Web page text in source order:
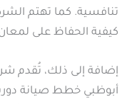
تنافسية. كما تهتم
كيفية الحفاظ على
إضافة إلى ذلك، تُقدم
أبوظبي خطط صيانة